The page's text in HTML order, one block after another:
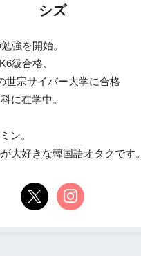
シズ
強を開始。
級合格、
世宗サイバー大学に合格
に在学中。
ン。
大好きな韓国語オタクです。